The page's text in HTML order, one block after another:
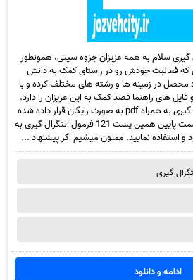
فرمول انتگرال گیری سلام به همه عزیزان جزوه سیتی، همونطور
که فعالیت خودش رو در راستای کمک به دانش
محصل در زمینه ها و رشته های مختلف کرده و با
های راهنما قصد کمک به این عزیزان را دارد.
در این پست 121 فرمول انتگرال گیری به همراه pdf به صورت رایگان قرار داده شده
است. شما عزیزان میتونید از قسمت پایین همین پست 121 فرمول انتگرال گیری به
ادامه و دانلود